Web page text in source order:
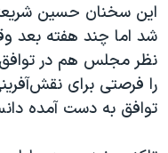
این سخنان حسین
شد اما چند هفته بعد
نظر مجلس هم در
را فرصتی برای
توافق به دست آمده